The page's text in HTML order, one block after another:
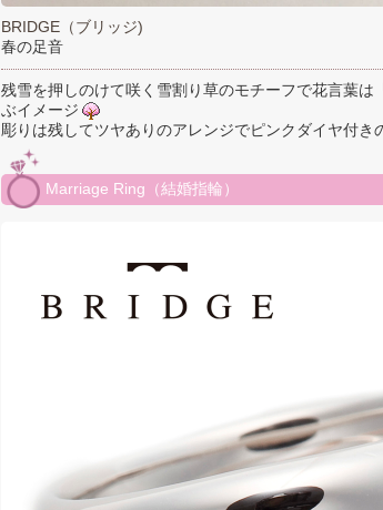
BRIDGE（ブリッジ)
春の足音
残雪を押しのけて咲く雪割り草のモチーフで花言葉
ぶイメージ
彫りは残してツヤありのアレンジでピンクダイヤ付き
Marriage Ring（結婚指輪）